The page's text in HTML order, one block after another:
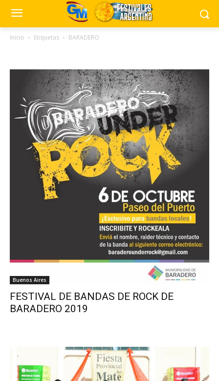
Inicio Etiquetas BARADERO
Buenos Aires
FESTIVAL DE BANDAS DE ROCK DE
BARADERO 2019